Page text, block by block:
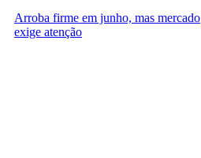
Arroba firme em junho, mas mercado
exige atenção